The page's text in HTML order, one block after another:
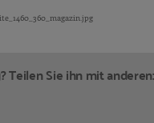
Hinweise
Teilen Sie ihn mit anderen: